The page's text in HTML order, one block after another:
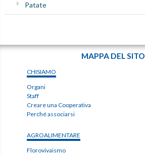
Patate
MAPPA DEL SITO
CHISIAMO
Organi
Staff
Creare una Cooperativa
Perché associarsi
AGROALIMENTARE
Florovivaismo